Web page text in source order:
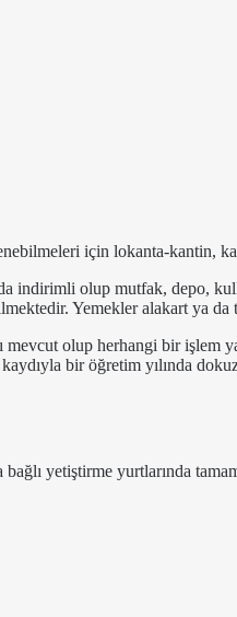
için lokanta-kantin,
indirimli olup mutfak, depo,
Yemekler alakart ya
olup herhangi bir işlem
bir öğretim yılında
yetiştirme yurtlarında